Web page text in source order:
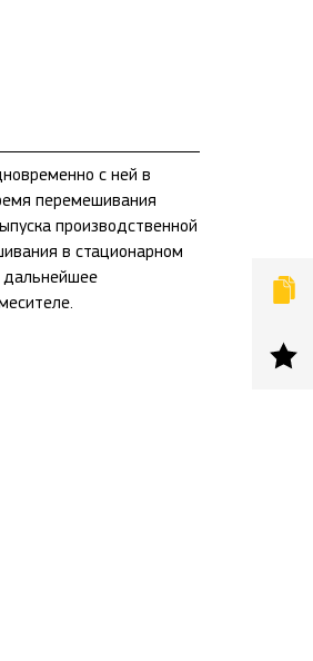
с ней в
перемешивания
производственной
в стационарном
дальнейшее